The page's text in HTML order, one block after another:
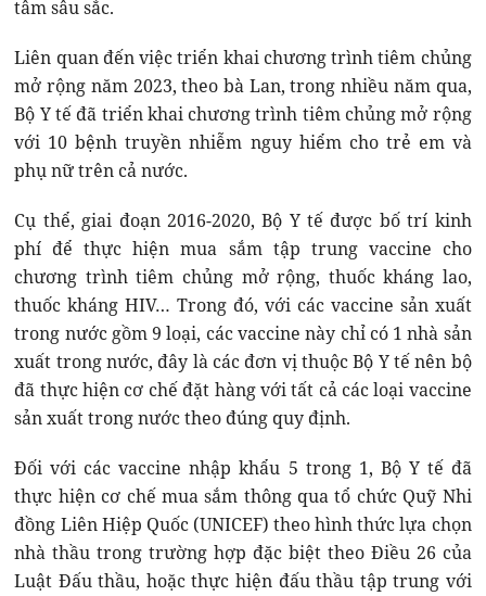
tâm sâu sắc.
Liên quan đến việc triển khai chương trình tiêm chủng
mở rộng năm 2023, theo bà Lan, trong nhiều năm qua,
Bộ Y tế đã triển khai chương trình tiêm chủng mở rộng
với 10 bệnh truyền nhiễm nguy hiểm cho trẻ em và
phụ nữ trên cả nước.
Cụ thể, giai đoạn 2016-2020, Bộ Y tế được bố trí kinh
phí để thực hiện mua sắm tập trung vaccine cho
chương trình tiêm chủng mở rộng, thuốc kháng lao,
thuốc kháng HIV… Trong đó, với các vaccine sản xuất
trong nước gồm 9 loại, các vaccine này chỉ có 1 nhà sản
xuất trong nước, đây là các đơn vị thuộc Bộ Y tế nên bộ
đã thực hiện cơ chế đặt hàng với tất cả các loại vaccine
sản xuất trong nước theo đúng quy định.
Đối với các vaccine nhập khẩu 5 trong 1, Bộ Y tế đã
thực hiện cơ chế mua sắm thông qua tổ chức Quỹ Nhi
đồng Liên Hiệp Quốc (UNICEF) theo hình thức lựa chọn
nhà thầu trong trường hợp đặc biệt theo Điều 26 của
Luật Đấu thầu, hoặc thực hiện đấu thầu tập trung với